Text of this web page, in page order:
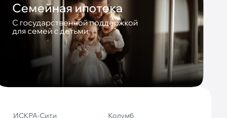
Семейная ипотека
С государственной поддержкой
для семей с детьми
ИСКРА-Сити
Колумб